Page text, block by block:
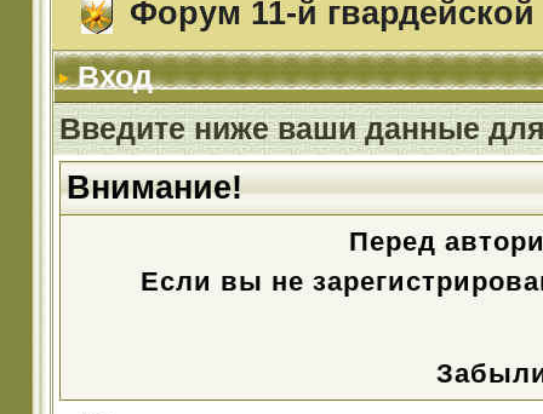
Форум 11-й гвардейской
Вход
Введите ниже ваши данные
Внимание!
Перед
Если вы не